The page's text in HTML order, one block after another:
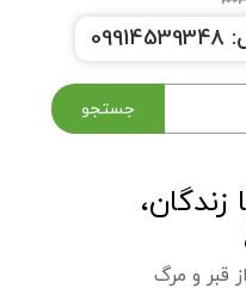
جستجو
09914539348
قبر و مرگ